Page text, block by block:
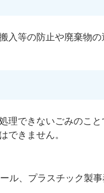
入等の防止や廃棄物の
理できないごみのこと
できません。
ル、プラスチック製